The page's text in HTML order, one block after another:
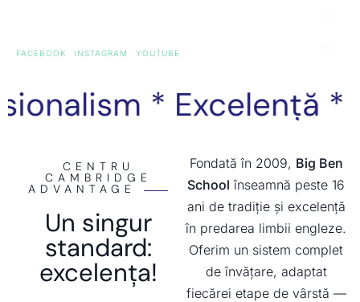
FACEBOOK INSTAGRAM YOUTUBE
* Excelență *
CENTRU
CAMBRIDGE
ADVANTAGE
Un singur
standard:
excelența!
Fondată în 2009, Big Ben
School înseamnă peste 16
ani de tradiție și excelență
în predarea limbii engleze.
Oferim un sistem complet
de învățare, adaptat
fiecărei etape de vârstă —